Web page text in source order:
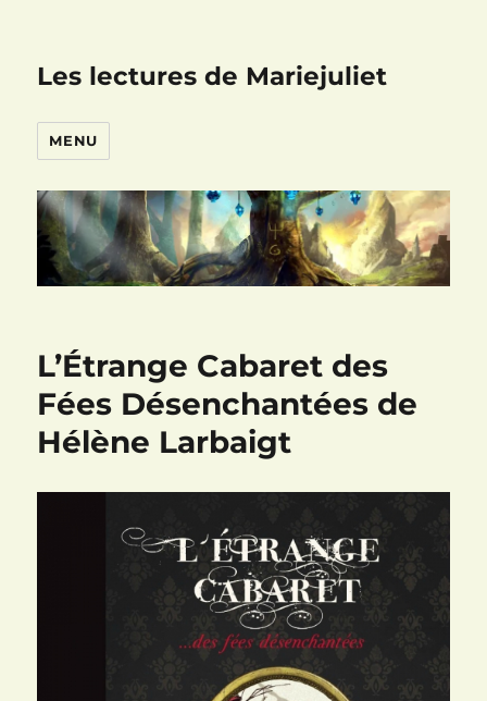
Les lectures de Mariejuliet
MENU
L’Étrange Cabaret des
Fées Désenchantées de
Hélène Larbaigt